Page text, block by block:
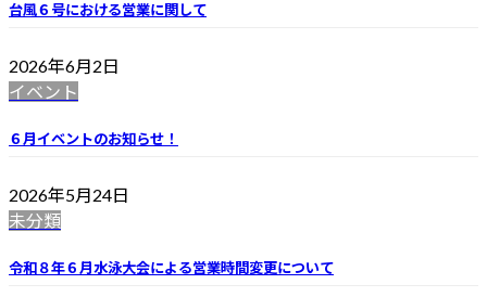
台風６号における営業に関して
2026年6月2日
イベント
６月イベントのお知らせ！
2026年5月24日
未分類
令和８年６月水泳大会による営業時間変更について